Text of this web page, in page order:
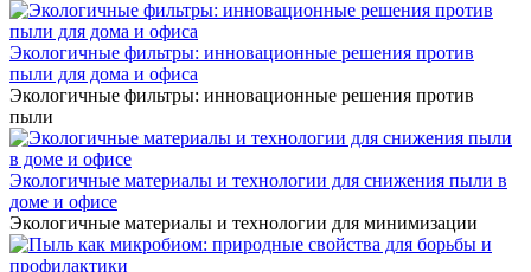
Экологичные фильтры: инновационные решения против
пыли для дома и офиса
Экологичные фильтры: инновационные решения против
пыли
Экологичные материалы и технологии для снижения пыли в
доме и офисе
Экологичные материалы и технологии для минимизации